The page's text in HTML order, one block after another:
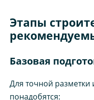
Этапы
Базовая
Для точной разметки
понадобятся: